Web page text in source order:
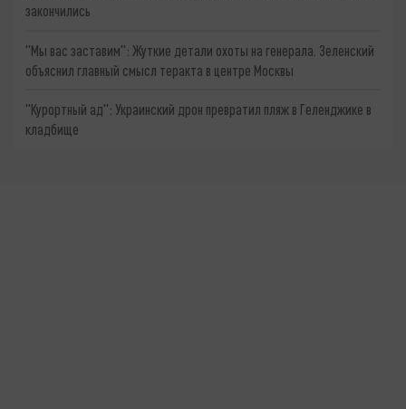
закончились
"Мы вас заставим": Жуткие детали охоты на генерала. Зеленский
объяснил главный смысл теракта в центре Москвы
"Курортный ад": Украинский дрон превратил пляж в Геленджике в
кладбище